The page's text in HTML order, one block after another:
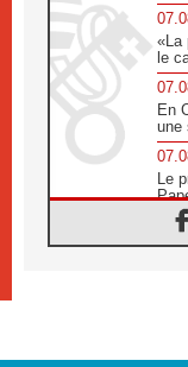
«La
le
En
une
Le